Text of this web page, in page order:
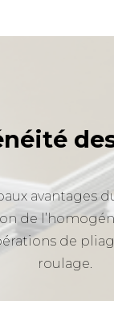
avantages
de
de
roulage.